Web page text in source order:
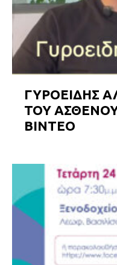
ΓΥΡΟΕΙΔΗΣ
ΤΟΥ
ΒΙΝΤΕΟ